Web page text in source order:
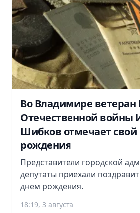
Во Владимире ветеран
Отечественной войны
Шибков отмечает свой
рождения
Представители городской
депутаты приехали
днем рождения.
18:19, 3 августа